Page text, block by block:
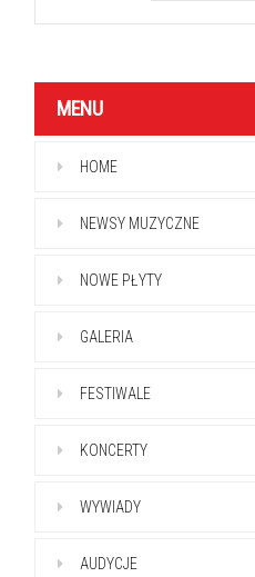
MENU
HOME
NEWSY MUZYCZNE
NOWE PŁYTY
GALERIA
FESTIWALE
KONCERTY
WYWIADY
AUDYCJE